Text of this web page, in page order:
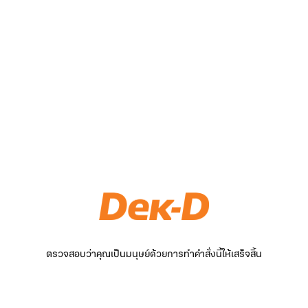
ตรวจสอบว่าคุณเป็นมนุษย์ด้วยการทำคำสั่งนี้ให้เสร็จสิ้น